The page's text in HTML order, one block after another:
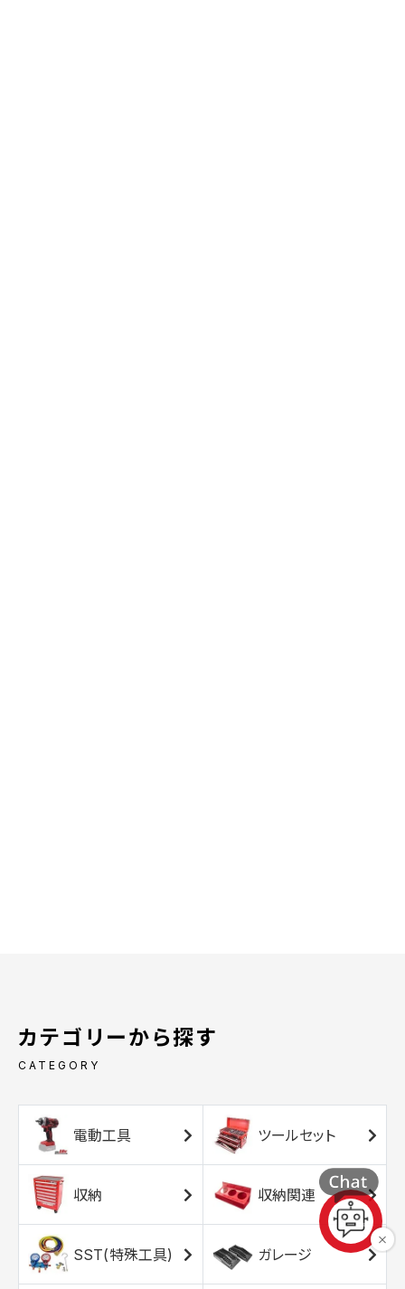
カテゴリーから探す
CATEGORY
電動工具 ツールセット
収納 収納関連
SST(特殊工具) ガレージ